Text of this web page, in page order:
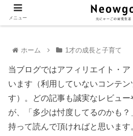
ホーム 1才の成長と子育て
当ブログではアフィリエイト・
います（利用していないコンテン
す）。どの記事も誠実なレビュ
が、「多少は忖度してるのかも
持って読んで頂ければと思いま
メニュー